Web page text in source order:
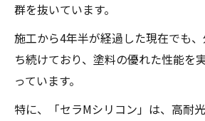
群を抜いています。
施工から4年半が経過した現在でも
ち続けており、塗料の優れた性能を
っています。
特に、「セラMシリコン」は、高耐